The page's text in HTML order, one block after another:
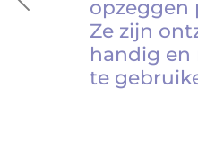
Previous
opzeggen
Ze zijn
handig en
te